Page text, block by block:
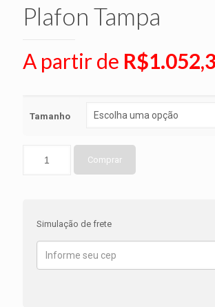
Plafon Tampa
A partir de R$
Tamanho
Comprar
Simulação de frete